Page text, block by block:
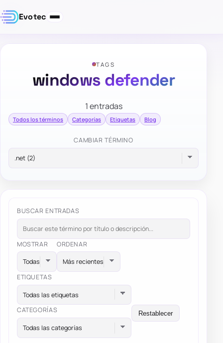
Evotec
TAGS
windows defender
1 entradas
Todos los términos Categorías Etiquetas Blog
CAMBIAR TÉRMINO
BUSCAR ENTRADAS
MOSTRAR ORDENAR
ETIQUETAS
Todas las etiquetas
CATEGORÍAS
Todas las categorías
Restablecer